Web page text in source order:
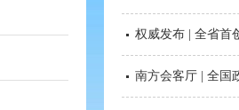
权威发布 | 全省首
南方会客厅 | 全国